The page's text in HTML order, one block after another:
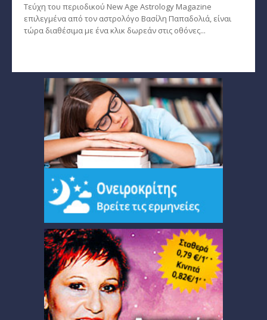
Τεύχη του περιοδικού New Age Astrology Magazine
επιλεγμένα από τον αστρολόγο Βασίλη Παπαδολιά, είναι
τώρα διαθέσιμα με ένα κλικ δωρεάν στις οθόνες...